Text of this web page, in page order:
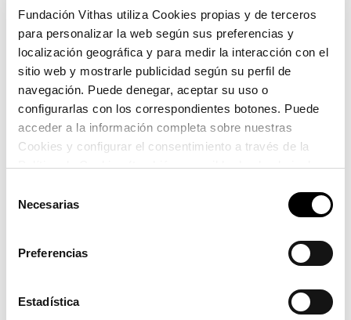
Fundación Vithas utiliza Cookies propias y de terceros
para personalizar la web según sus preferencias y
localización geográfica y para medir la interacción con el
sitio web y mostrarle publicidad según su perfil de
navegación. Puede denegar, aceptar su uso o
configurarlas con los correspondientes botones. Puede
acceder a la información completa sobre nuestras
Cookies y configurar el consentimiento a través de la
Política de Cookies (también accesible desde el pie de
transferencia de datos fuera del EEE (más información
Necesarias
Preferencias
Estadística
flora intestinal.
Fecha:Lunes 18 de noviembre de 2024.
Horario:de 9:45 a 13 horas.
Lugar:Salón de actos delHospital
Universitario Vithas Madrid La Milagrosa
DOCUMENTOS
Programa de la jornada